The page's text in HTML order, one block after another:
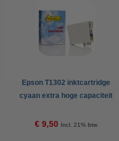
Epson T1302 inktcartridge
cyaan extra hoge capaciteit
€ 9,50 Incl. 21% btw